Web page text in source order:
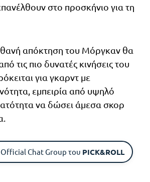
στο προσκήνιο για τη
απόκτηση του Μόργκαν θα
τις πιο δυνατές κινήσεις του
για γκαρντ με
εμπειρία από υψηλό
να δώσει άμεσα σκορ
Chat Group του PICK&ROLL